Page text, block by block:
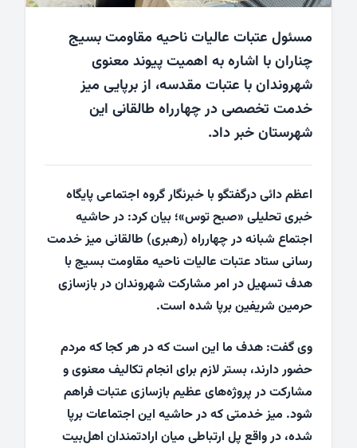
مسئول عتبات عالیات ناحیه مقاومت بسیج
چناران با اشاره به اهمیت پیوند معنوی
شهروندان با عتبات مقدسه، از برپایی میز
خدمت تخصصی در چهارراه طالقانی این
شهرستان خبر داد.
اعظم دائی درگفتگو با خبرنگار گروه اجتماعی پایگاه
خبری تحلیلی «صبح توس»؛ بیان کرد: در حاشیه
اجتماع شبانه در چهارراه (رهبری) طالقانی میز خدمت
رسانی ستاد عتبات عالیات ناحیه مقاومت بسیج با
هدف تسهیل در امر مشارکت شهروندان در بازسازی
حرمین شریفین برپا شده است.
وی گفت: هدف ما این است که در هر کجا که مردم
حضور دارند، بستر لازم برای انجام تکالیف معنوی و
مشارکت در پروژه‌های عظیم بازسازی عتبات فراهم
شود. میز خدمتی که در حاشیه این اجتماعات برپا
شده، در واقع پل ارتباطی میان ارادتمندان اهل‌بیت